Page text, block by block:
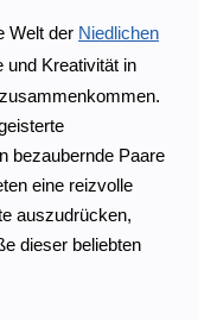
Welt der Niedlichen
und Kreativität in
bezaubernde Paare
eine reizvolle
auszudrücken,
dieser beliebten